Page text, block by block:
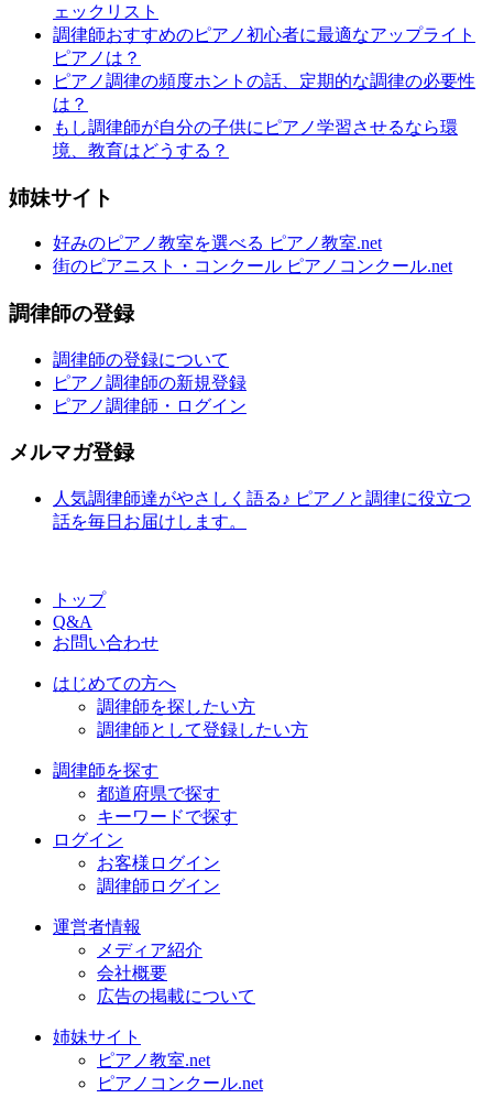
ェックリスト
調律師おすすめのピアノ初心者に最適なアップライト
ピアノは？
ピアノ調律の頻度ホントの話、定期的な調律の必要性
は？
もし調律師が自分の子供にピアノ学習させるなら環
境、教育はどうする？
姉妹サイト
好みのピアノ教室を選べる ピアノ教室.net
街のピアニスト・コンクール ピアノコンクール.net
調律師の登録
調律師の登録について
ピアノ調律師の新規登録
ピアノ調律師・ログイン
メルマガ登録
人気調律師達がやさしく語る♪ ピアノと調律に役立つ
話を毎日お届けします。
トップ
Q&A
お問い合わせ
はじめての方へ
調律師を探したい方
調律師として登録したい方
調律師を探す
都道府県で探す
キーワードで探す
ログイン
お客様ログイン
調律師ログイン
運営者情報
メディア紹介
会社概要
広告の掲載について
姉妹サイト
ピアノ教室.net
ピアノコンクール.net